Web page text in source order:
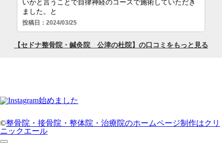
©整骨院・接骨院・整体院・治療院のホームページ制作はクリ
ニックエール